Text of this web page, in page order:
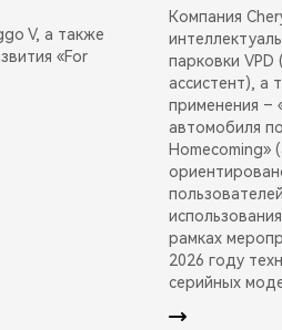
V, а также
«For
Компания
парковки
ассистент), а
применения –
автомобиля
Homecoming»
рамках
2026 году
серийных